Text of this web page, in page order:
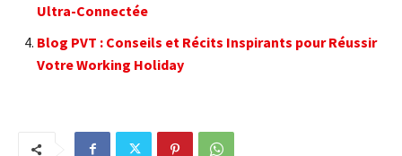
Ultra-Connectée
Blog PVT : Conseils et Récits Inspirants pour Réussir
Votre Working Holiday